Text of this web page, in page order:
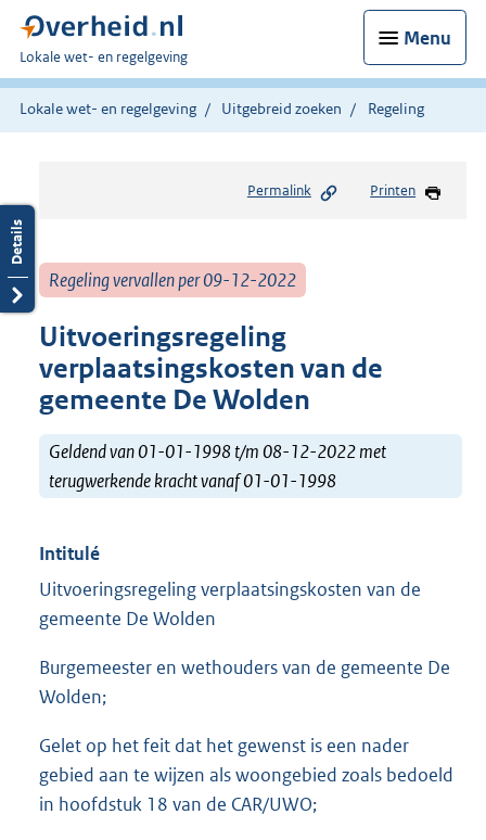
Menu
U
bent
hier:
Lokale wet- en regelgeving
Lokale wet- en regelgeving Uitgebreid zoeken Regeling
Permalink Printen
Regeling vervallen per 09-12-2022
Uitvoeringsregeling
verplaatsingskosten van de
gemeente De Wolden
Geldend van 01-01-1998 t/m 08-12-2022 met
terugwerkende kracht vanaf 01-01-1998
Intitulé
Uitvoeringsregeling verplaatsingskosten van de
gemeente De Wolden
Burgemeester en wethouders van de gemeente De
Wolden;
Gelet op het feit dat het gewenst is een nader
gebied aan te wijzen als woongebied zoals bedoeld
in hoofdstuk 18 van de CAR/UWO;